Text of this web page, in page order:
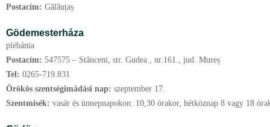
Postacím: Gălăuțaș
Gödemesterháza
plébánia
Postacím: 547575 – Stânceni, str. Gudea , nr.161., jud. Mureș
Tel: 0265-719.831
Örökös szentségimádási nap: szeptember 17.
Szentmisék: vasár és ünnepnapokon: 10,30 órakor, hétköznap 8 vagy 18